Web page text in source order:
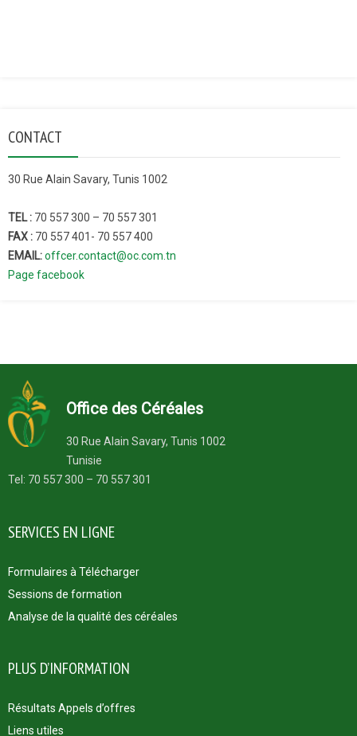
CONTACT
30 Rue Alain Savary, Tunis 1002
TEL : 70 557 300 – 70 557 301
FAX : 70 557 401- 70 557 400
EMAIL:offcer.contact@oc.com.tn
Page facebook
Office des Céréales
30 Rue Alain Savary, Tunis 1002
Tunisie
Tel: 70 557 300 – 70 557 301
SERVICES EN LIGNE
Formulaires à Télécharger
Sessions de formation
Analyse de la qualité des céréales
PLUS D’INFORMATION
Résultats Appels d’offres
Liens utiles